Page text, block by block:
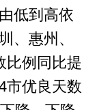
低到高依
、惠州、
比例同比提
市优良天数